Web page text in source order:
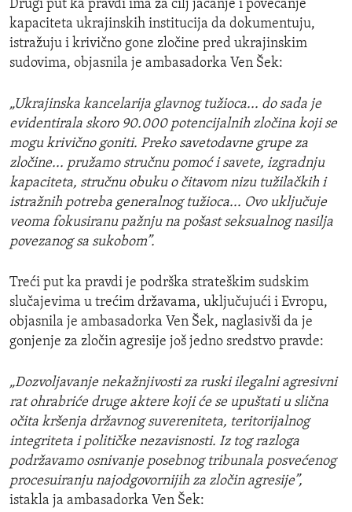
Drugi put ka pravdi ima za cilj jačanje i povećanje
kapaciteta ukrajinskih institucija da dokumentuju,
istražuju i krivično gone zločine pred ukrajinskim
sudovima, objasnila je ambasadorka Ven Šek:
„Ukrajinska kancelarija glavnog tužioca... do sada je
evidentirala skoro 90.000 potencijalnih zločina koji se
mogu krivično goniti. Preko savetodavne grupe za
zločine... pružamo stručnu pomoć i savete, izgradnju
kapaciteta, stručnu obuku o čitavom nizu tužilačkih i
istražnih potreba generalnog tužioca... Ovo uključuje
veoma fokusiranu pažnju na pošast seksualnog nasilja
povezanog sa sukobom”.
Treći put ka pravdi je podrška strateškim sudskim
slučajevima u trećim državama, uključujući i Evropu,
objasnila je ambasadorka Ven Šek, naglasivši da je
gonjenje za zločin agresije još jedno sredstvo pravde:
„Dozvoljavanje nekažnjivosti za ruski ilegalni agresivni
rat ohrabriće druge aktere koji će se upuštati u slična
očita kršenja državnog suvereniteta, teritorijalnog
integriteta i političke nezavisnosti. Iz tog razloga
podržavamo osnivanje posebnog tribunala posvećenog
procesuiranju najodgovornijih za zločin agresije”,
istakla ja ambasadorka Ven Šek: